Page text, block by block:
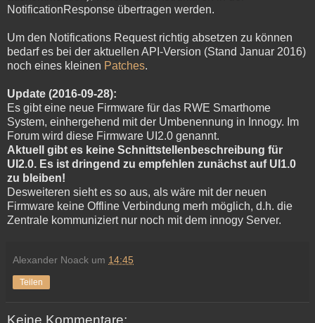
NotificationResponse übertragen werden.
Um den Notifications Request richtig absetzen zu können
bedarf es bei der aktuellen API-Version (Stand Januar 2016)
noch eines kleinen Patches.
Update (2016-09-28):
Es gibt eine neue Firmware für das RWE Smarthome
System, einhergehend mit der Umbenennung in Innogy. Im
Forum wird diese Firmware UI2.0 genannt.
Aktuell gibt es keine Schnittstellenbeschreibung für
UI2.0. Es ist dringend zu empfehlen zunächst auf UI1.0
zu bleiben!
Desweiteren sieht es so aus, als wäre mit der neuen
Firmware keine Offline Verbindung merh möglich, d.h. die
Zentrale kommuniziert nur noch mit dem innogy Server.
Alexander Noack um 14:45
Teilen